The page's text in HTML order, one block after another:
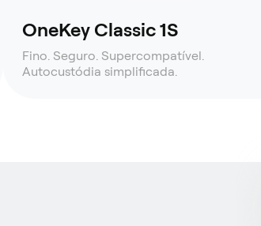
OneKey Classic 1S
Fino. Seguro. Supercompatível.
Autocustódia simplificada.